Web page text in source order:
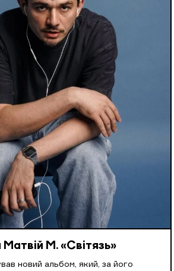
М. «Світязь»
новий альбом, який, за його